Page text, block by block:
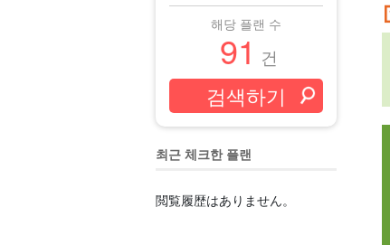
해당 플랜 수
91 건
최근 체크한 플랜
閲覧履歴はありません。